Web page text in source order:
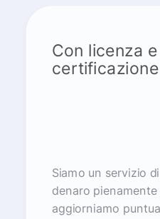
Con licenza e
certificazione
Siamo un servizio
denaro
aggiorniamo